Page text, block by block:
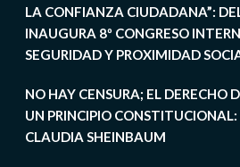
LA CONFIANZA CIUDADANA”:
INAUGURA 8º CONGRESO
SEGURIDAD Y PROXIMIDAD
NO HAY CENSURA; EL DERECHO
UN PRINCIPIO CONSTITUCIONAL:
CLAUDIA SHEINBAUM